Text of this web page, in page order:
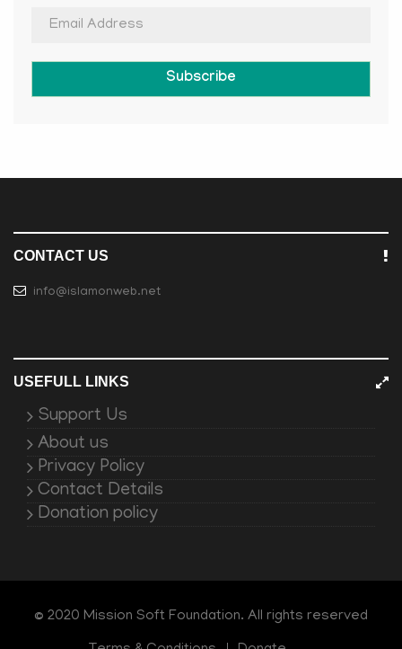
Subscribe
CONTACT US
info@islamonweb.net
USEFULL LINKS
Support Us
About us
Privacy Policy
Contact Details
Donation policy
© 2020 Mission Soft Foundation. All rights reserved